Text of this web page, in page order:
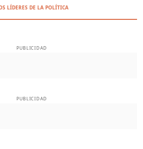
LÍDERES DE LA POLÍTICA
PUBLICIDAD
PUBLICIDAD